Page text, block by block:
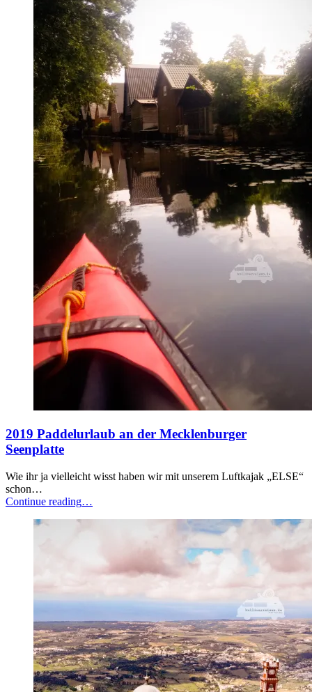
2019 Paddelurlaub an der Mecklenburger
Seenplatte
Wie ihr ja vielleicht wisst haben wir mit unserem Luftkajak „ELSE“
schon…
Continue reading“2019
Mecklenburger
…